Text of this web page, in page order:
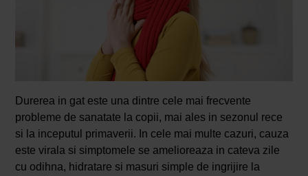
Durerea in gat este una dintre cele mai frecvente
probleme de sanatate la copii, mai ales in sezonul rece
si la inceputul primaverii. In cele mai multe cazuri, cauza
este virala si simptomele se amelioreaza in cateva zile
cu odihna, hidratare si masuri simple de ingrijire la